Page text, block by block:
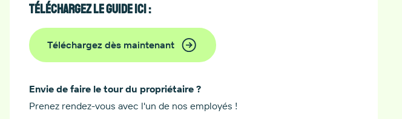
Téléchargez le guide ici :
Téléchargez dès maintenant
Envie de faire le tour du propriétaire ?
Prenez rendez-vous avec l'un de nos employés !